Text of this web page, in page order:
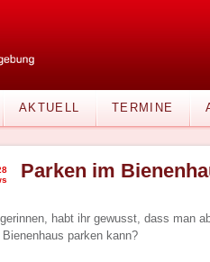
AKTUELL TERMINE
Parken im
habt ihr gewusst, dass man
parken kann?